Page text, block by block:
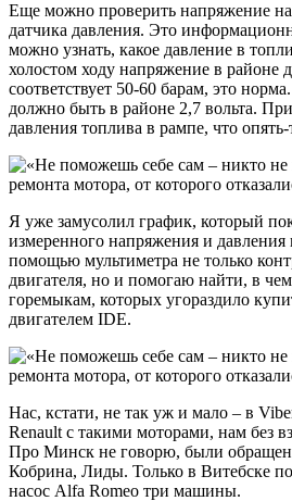
Еще можно проверить напряжение
датчика давления. Это
можно узнать, какое давление в
холостом ходу напряжение в районе
соответствует 50-60 барам, это
должно быть в районе 2,7 вольта.
давления топлива в рампе, что
Я уже замусолил график, который
измеренного напряжения и давления
помощью мультиметра не только
двигателя, но и помогаю найти, в
горемыкам, которых угораздило
двигателем IDE.
Нас, кстати, не так уж и мало – в
Renault с такими моторами, нам без
Про Минск не говорю, были
Кобрина, Лиды. Только в Витебске
насос Alfa Romeo три машины.